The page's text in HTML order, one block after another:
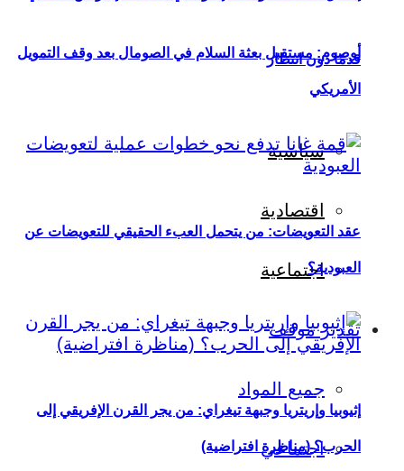
قدمًا دون انتظار
سياسية
اقتصادية
اجتماعية
تقدير موقف
جميع المواد
اجتماعي
أوصوم: مستقبل بعثة السلام في الصومال بعد وقف التمويل
الأمريكي
عقد التعويضات: من يتحمل العبء الحقيقي للتعويضات عن
العبودية؟
إثيوبيا وإريتريا وجبهة تيغراي: من يجر القرن الإفريقي إلى
الحرب؟ (مناظرة افتراضية)